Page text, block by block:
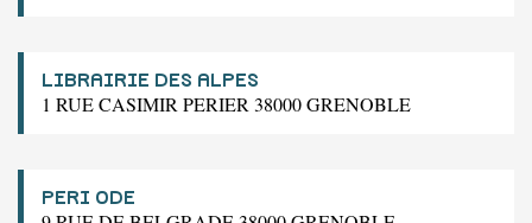
LIBRAIRIE DES ALPES
1 RUE CASIMIR PERIER 38000 GRENOBLE
PERI ODE